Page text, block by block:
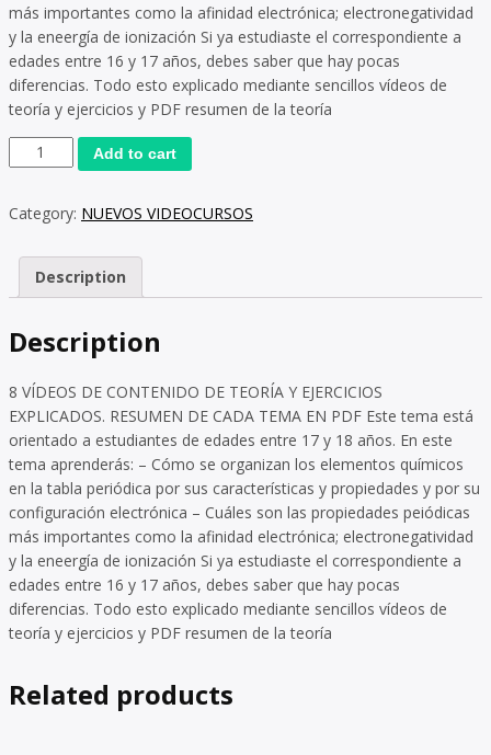
más importantes como la afinidad electrónica; electronegatividad
y la eneergía de ionización Si ya estudiaste el correspondiente a
edades entre 16 y 17 años, debes saber que hay pocas
diferencias. Todo esto explicado mediante sencillos vídeos de
teoría y ejercicios y PDF resumen de la teoría
TEMA
SISTEMA
2:
quantity
Add to cart
Category: NUEVOS VIDEOCURSOS
Description
Description
8 VÍDEOS DE CONTENIDO DE TEORÍA Y EJERCICIOS
EXPLICADOS. RESUMEN DE CADA TEMA EN PDF Este tema está
orientado a estudiantes de edades entre 17 y 18 años. En este
tema aprenderás: – Cómo se organizan los elementos químicos
en la tabla periódica por sus características y propiedades y por su
configuración electrónica – Cuáles son las propiedades peiódicas
más importantes como la afinidad electrónica; electronegatividad
y la eneergía de ionización Si ya estudiaste el correspondiente a
edades entre 16 y 17 años, debes saber que hay pocas
diferencias. Todo esto explicado mediante sencillos vídeos de
teoría y ejercicios y PDF resumen de la teoría
Related products